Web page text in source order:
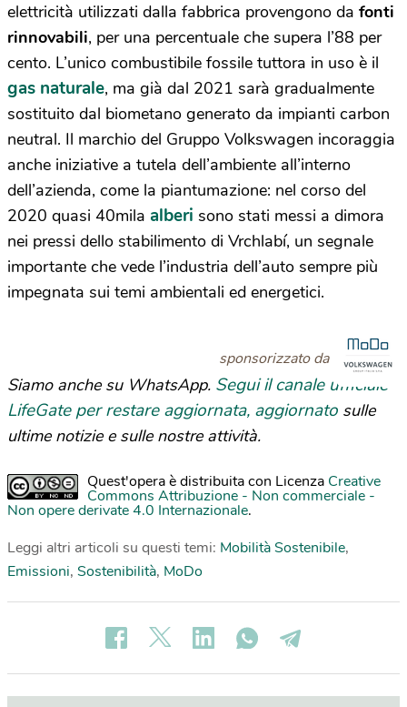
elettricità utilizzati dalla fabbrica provengono da fonti
rinnovabili, per una percentuale che supera l’88 per
cento. L’unico combustibile fossile tuttora in uso è il
gas naturale, ma già dal 2021 sarà gradualmente
sostituito dal biometano generato da impianti carbon
neutral. Il marchio del Gruppo Volkswagen incoraggia
anche iniziative a tutela dell’ambiente all’interno
dell’azienda, come la piantumazione: nel corso del
2020 quasi 40mila alberi sono stati messi a dimora
nei pressi dello stabilimento di Vrchlabí, un segnale
importante che vede l’industria dell’auto sempre più
impegnata sui temi ambientali ed energetici.
sponsorizzato da
Siamo anche su WhatsApp. Segui il canale ufficiale
LifeGate per restare aggiornata, aggiornato sulle
ultime notizie e sulle nostre attività.
Quest'opera è distribuita con Licenza Creative
Commons Attribuzione - Non commerciale -
Non opere derivate 4.0 Internazionale.
Leggi altri articoli su questi temi: Mobilità Sostenibile,
Emissioni, Sostenibilità, MoDo